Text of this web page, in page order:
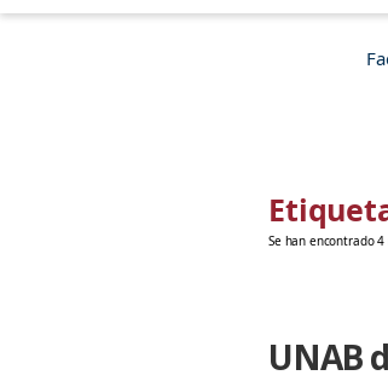
Se han encontrado
UNAB